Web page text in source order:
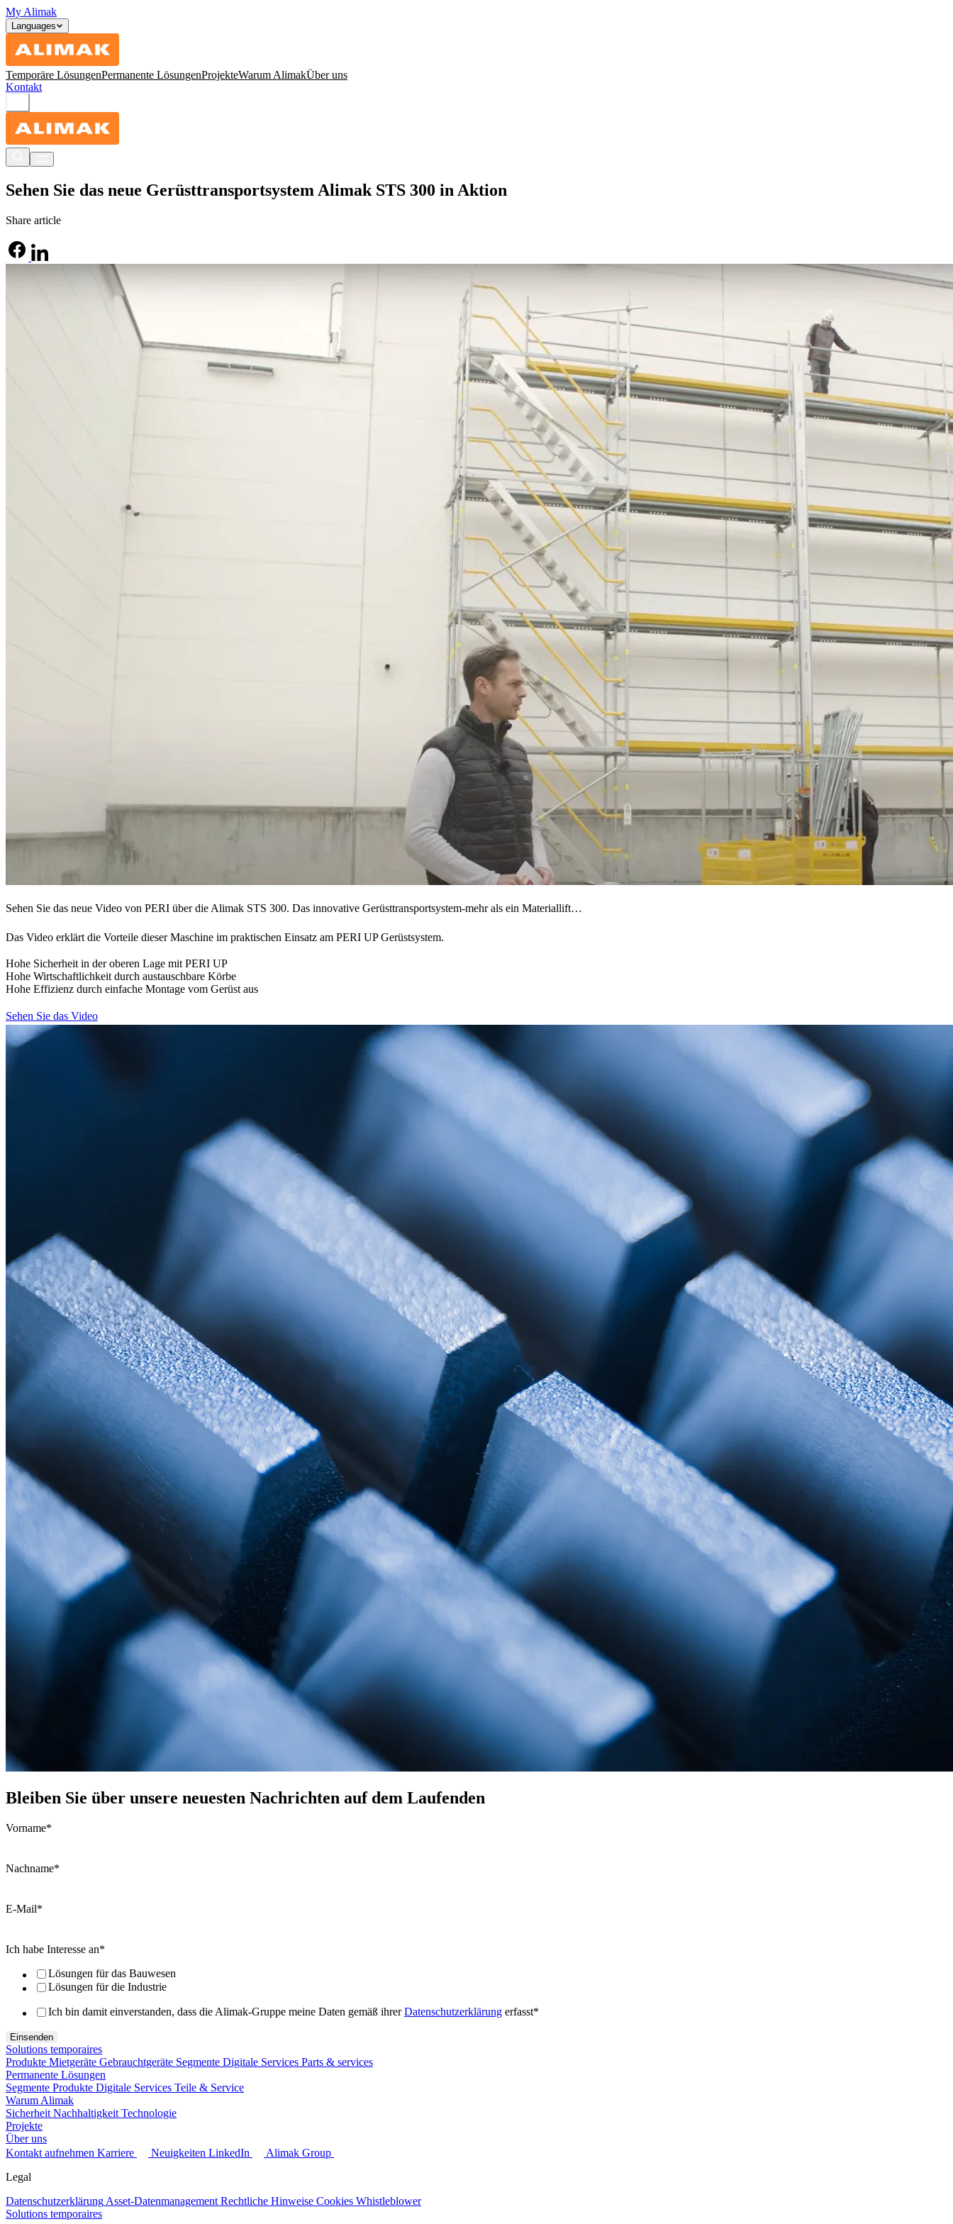
My Alimak
Languages
Temporäre LösungenPermanente LösungenProjekteWarum AlimakÜber uns
Kontakt
Sehen Sie das neue Gerüsttransportsystem Alimak STS 300 in Aktion
Share article
Sehen Sie das neue Video von PERI über die Alimak STS 300. Das innovative Gerüsttransportsystem-mehr als ein Materiallift…
Das Video erklärt die Vorteile dieser Maschine im praktischen Einsatz am PERI UP Gerüstsystem.
Hohe Sicherheit in der oberen Lage mit PERI UP
Hohe Wirtschaftlichkeit durch austauschbare Körbe
Hohe Effizienz durch einfache Montage vom Gerüst aus
Sehen Sie das Video
Bleiben Sie über unsere neuesten Nachrichten auf dem Laufenden
Vorname*
Nachname*
E-Mail*
Ich habe Interesse an*
Lösungen für das Bauwesen
Lösungen für die Industrie
Ich bin damit einverstanden, dass die Alimak-Gruppe meine Daten gemäß ihrerDatenschutzerklärung erfasst*
Solutions temporaires
Produkte Mietgeräte Gebrauchtgeräte Segmente Digitale Services Parts & services
Permanente Lösungen
Segmente Produkte Digitale Services Teile & Service
Warum Alimak
Sicherheit Nachhaltigkeit Technologie
Projekte
Über uns
Kontakt aufnehmen Karriere Neuigkeiten LinkedIn
Alimak Group
Legal
Datenschutzerklärung Asset-Datenmanagement Rechtliche Hinweise Cookies Whistleblower
Solutions temporaires